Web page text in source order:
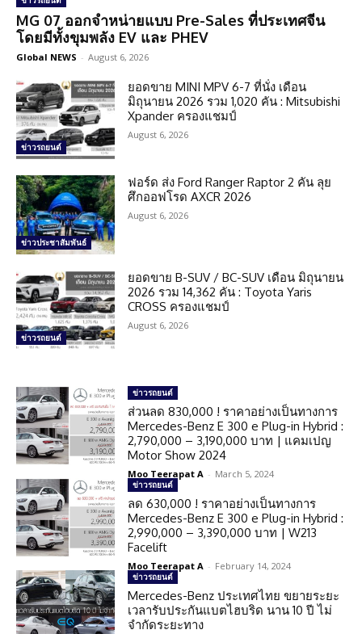
MG 07 ออกจำหน่ายแบบ Pre-Sales ที่ประเทศจีน
โดยมีทั้งขุมพลัง EV และ PHEV
Global NEWS - August 6, 2026
ข่าวรถยนต์
ยอดขาย MINI MPV 6-7 ที่นั่ง เดือน
มิถุนายน 2026 รวม 1,020 คัน : Mitsubishi
Xpander ครองแชมป์
August 6, 2026
ข่าวประชาสัมพันธ์
ฟอร์ด ส่ง Ford Ranger Raptor 2 คัน ลุย
ศึกออฟโรด AXCR 2026
August 6, 2026
ข่าวรถยนต์
ยอดขาย B-SUV / BC-SUV เดือน มิถุนายน
2026 รวม 14,362 คัน : Toyota Yaris
CROSS ครองแชมป์
August 6, 2026
ข่าวรถยนต์
ส่วนลด 830,000 ! ราคาอย่างเป็นทางการ
Mercedes-Benz E 300 e Plug-in Hybrid :
2,790,000 – 3,190,000 บาท | แคมเปญ
Motor Show 2024
Moo Teerapat A - March 5, 2024
ข่าวรถยนต์
ลด 630,000 ! ราคาอย่างเป็นทางการ
Mercedes-Benz E 300 e Plug-in Hybrid :
2,990,000 – 3,390,000 บาท | W213
Facelift
Moo Teerapat A - February 14, 2024
ข่าวรถยนต์
Mercedes-Benz ประเทศไทย ขยายระยะ
เวลารับประกันแบตไฮบริด นาน 10 ปี ไม่
จำกัดระยะทาง